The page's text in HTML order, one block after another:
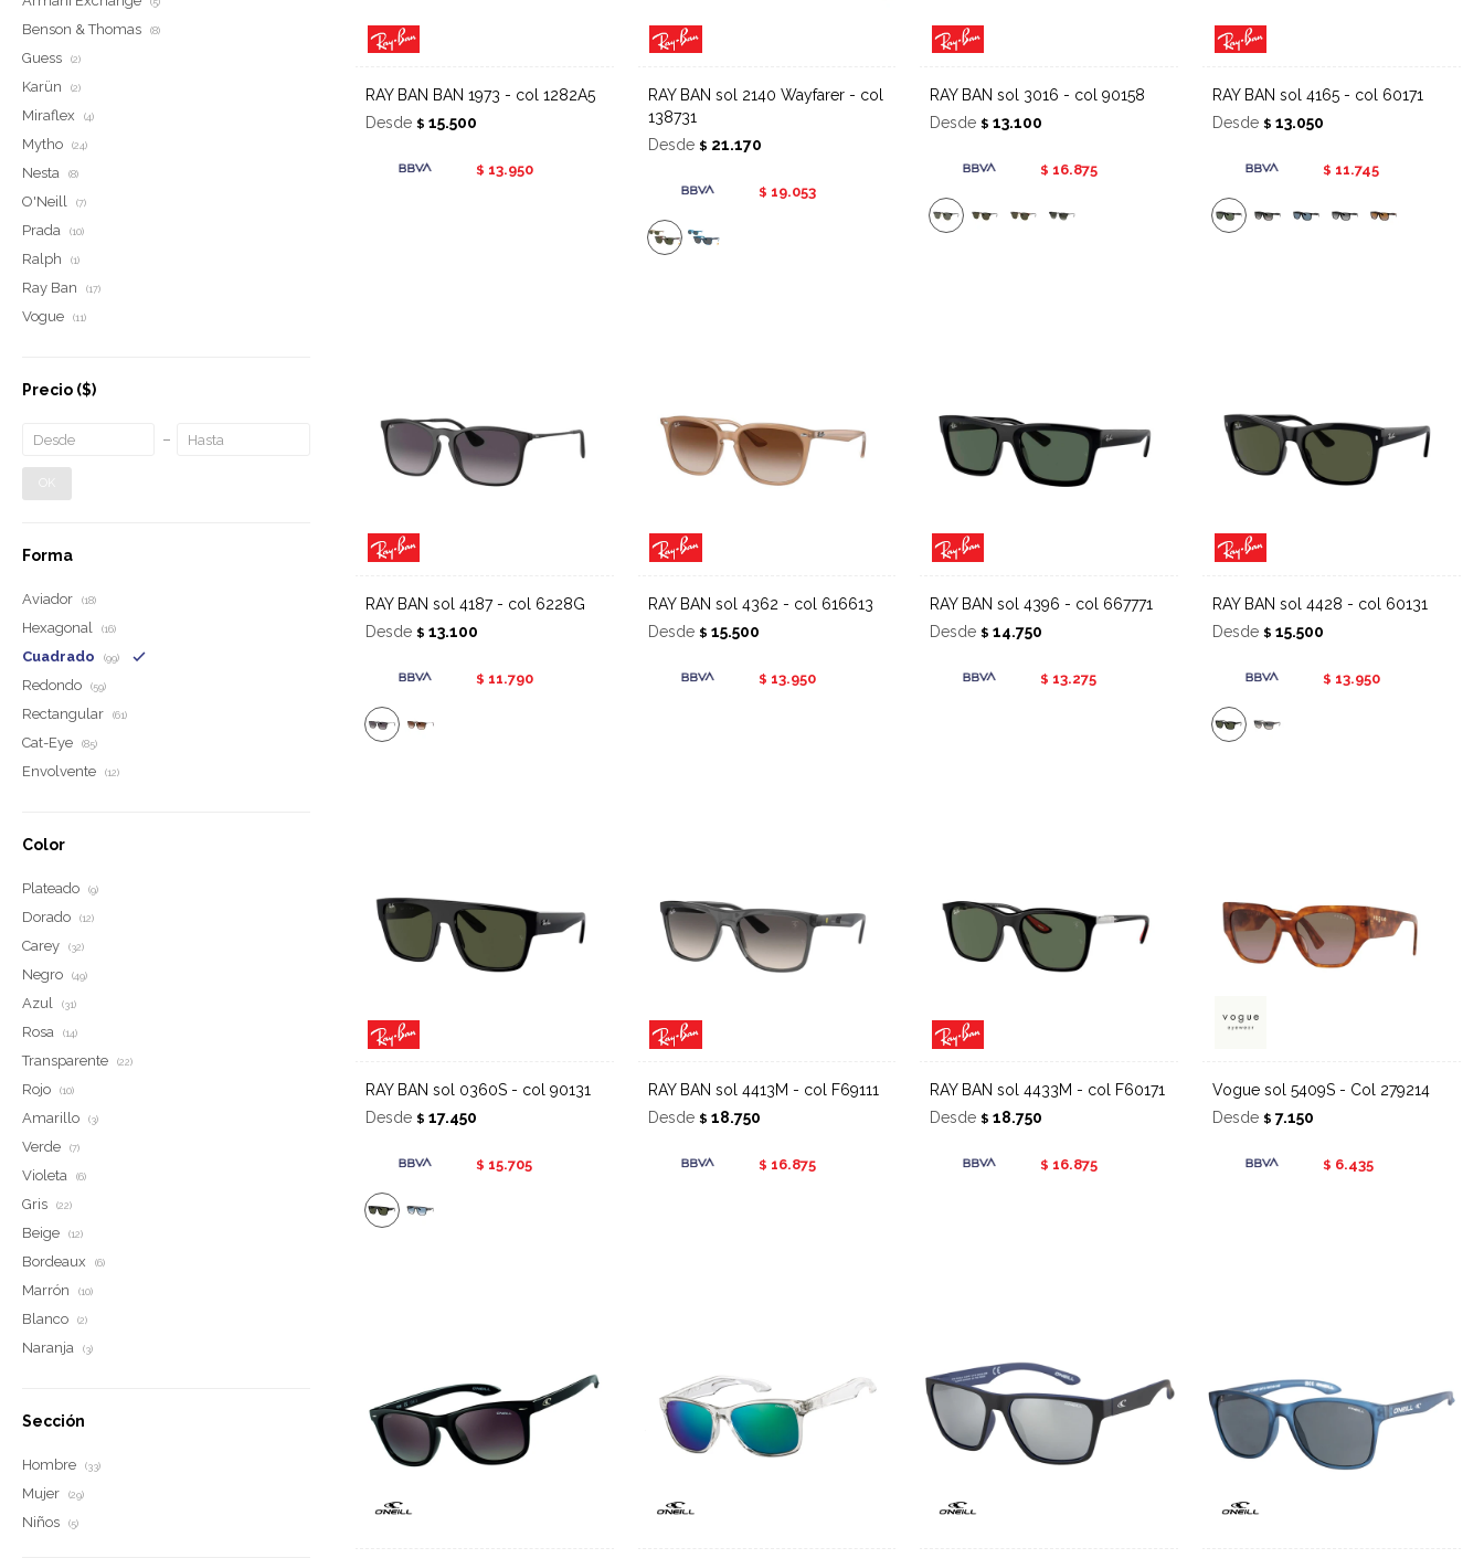
RAY BAN BAN 1973 - col 1282A5
Desde $ 15.500
$ 13.950
RAY BAN sol 2140 Wayfarer - col
138731
Desde $ 21.170
$ 19.053
RAY BAN sol 3016 - col 90158
Desde$ 13.100
$ 16.875
RAY BAN sol 4165 - col 60171
Desde$ 13.050
$ 11.745
RAY BAN sol 4187 - col 6228G
Desde $ 13.100
$ 11.790
RAY BAN sol 4362 - col 616613
Desde $ 15.500
$ 13.950
RAY BAN sol 4396 - col 667771
Desde$ 14.750
$ 13.275
RAY BAN sol 4428 - col 60131
Desde$ 15.500
$ 13.950
RAY BAN sol 0360S - col 90131
Desde $ 17.450
$ 15.705
RAY BAN sol 4413M - col F69111
Desde $ 18.750
$ 16.875
RAY BAN sol 4433M - col F60171
Desde$ 18.750
$ 16.875
Vogue sol 5409S - Col 279214
Desde$ 7.150
$ 6.435
(5)
Benson & Thomas (8)
Guess (2)
Karün (2)
Miraflex (4)
Mytho (24)
Nesta (8)
O'Neill (7)
Prada (10)
Ralph (1)
Ray Ban (17)
Vogue (11)
Precio ($)
Forma
Aviador (18)
Hexagonal (16)
Cuadrado (99)
Redondo (59)
Rectangular (61)
Cat-Eye (85)
Envolvente (12)
Color
Plateado (9)
Dorado (12)
Carey (32)
Negro (49)
Azul (31)
Rosa (14)
Transparente (22)
Rojo (10)
Amarillo (3)
Verde (7)
Violeta (6)
Gris (22)
Beige (12)
Bordeaux (6)
Marrón (10)
Blanco (2)
Naranja (3)
Sección
Hombre (33)
Mujer (29)
Niños (5)